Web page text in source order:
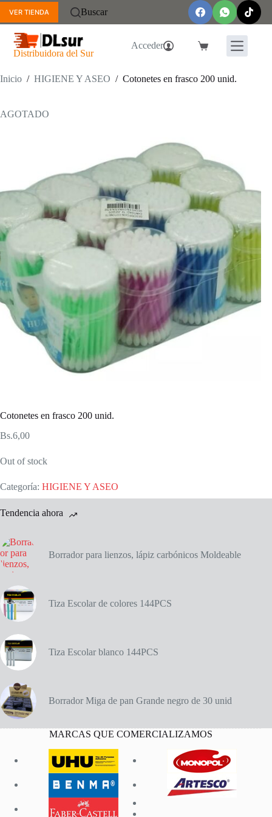
Saltar
contenido
VER TIENDA Buscar
Distribuidora del Sur
Acceder
Carro
Inicio / HIGIENE Y ASEO / Cotonetes en frasco 200 unid.
AGOTADO
Cotonetes en frasco 200 unid.
Bs.6,00
Out of stock
Categoría: HIGIENE Y ASEO
Tendencia ahora
Borrador para lienzos, lápiz carbónicos Moldeable
Tiza Escolar de colores 144PCS
Tiza Escolar blanco 144PCS
Borrador Miga de pan Grande negro de 30 unid
MARCAS QUE COMERCIALIZAMOS